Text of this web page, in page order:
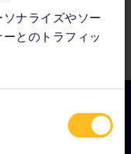
ナライズやソー
とのトラフィッ